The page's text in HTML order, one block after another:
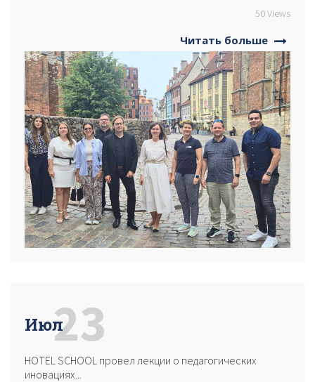
50 Views
Читать больше
Июл
HOTEL SCHOOL провел лекции о педагогических
иновациях...
23